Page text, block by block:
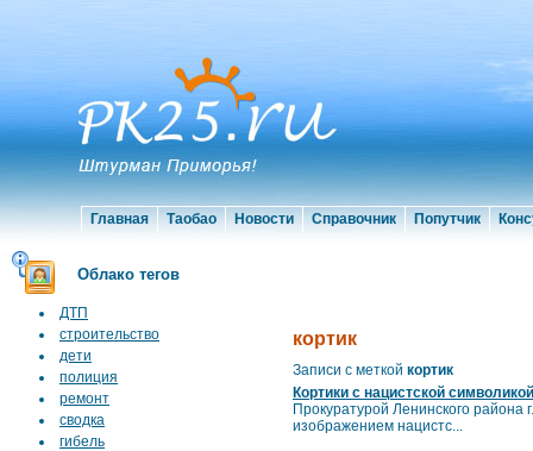
Главная Таобао Новости Справочник Попутчик
Облако тегов
ДТП
строительство
дети
полиция
ремонт
сводка
гибель
кортик
Записи с меткой кортик
Кортики с нацистской
Прокуратурой Ленинского района
изображением нацистс...